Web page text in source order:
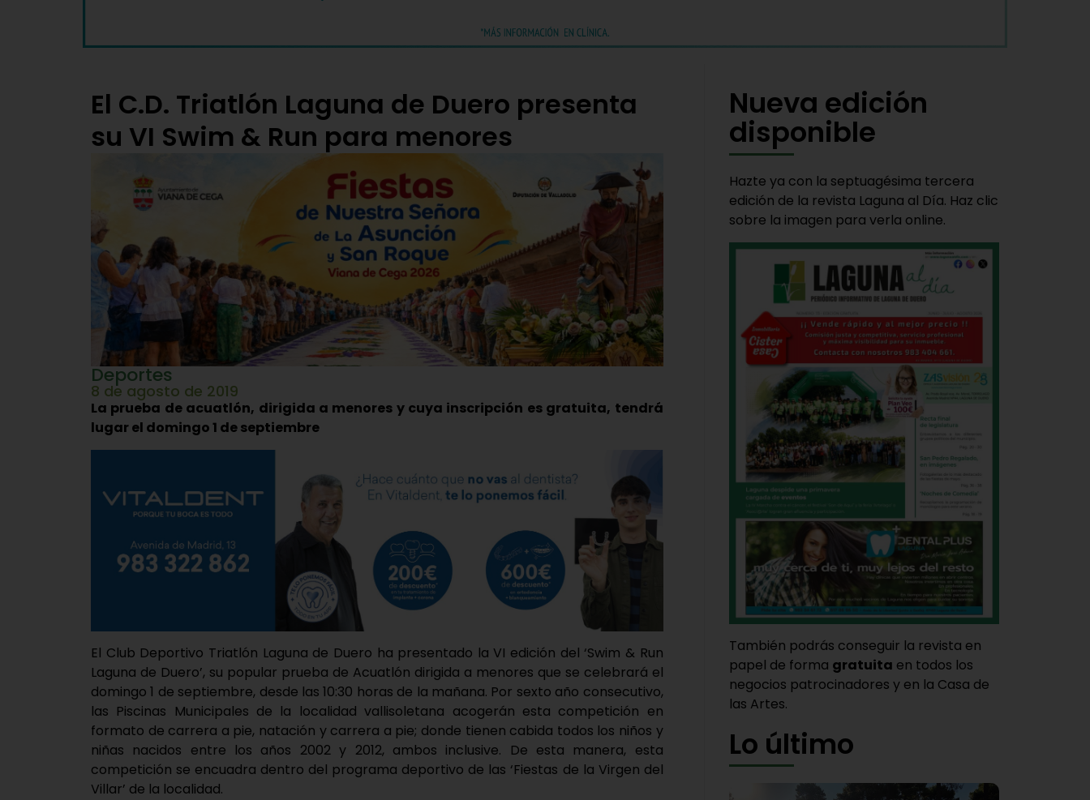
El C.D. Triatlón Laguna de Duero presenta
su VI Swim & Run para menores
Deportes
8 de agosto de 2019
La prueba de acuatlón, dirigida a menores y cuya inscripción es gratuita, tendrá
lugar el domingo 1 de septiembre
El Club Deportivo Triatlón Laguna de Duero ha presentado la VI edición del ‘Swim & Run
Laguna de Duero’, su popular prueba de Acuatlón dirigida a menores que se celebrará el
domingo 1 de septiembre, desde las 10:30 horas de la mañana. Por sexto año consecutivo,
las Piscinas Municipales de la localidad vallisoletana acogerán esta competición en
formato de carrera a pie, natación y carrera a pie; donde tienen cabida todos los niños y
niñas nacidos entre los años 2002 y 2012, ambos inclusive. De esta manera, esta
competición se encuadra dentro del programa deportivo de las ‘Fiestas de la Virgen del
Villar’ de la localidad.
Nueva edición
disponible
Hazte ya con la septuagésima tercera
edición de la revista Laguna al Día. Haz clic
sobre la imagen para verla online.
También podrás conseguir la revista en
papel de forma gratuita en todos los
negocios patrocinadores y en la Casa de
las Artes.
Lo último